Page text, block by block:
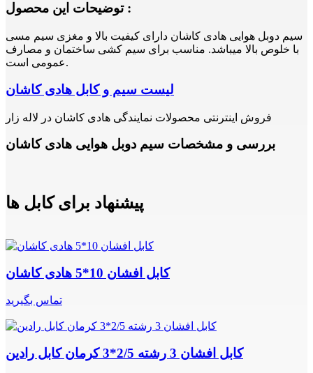
توضیحات این محصول :
سیم دوبل هوایی هادی کاشان دارای کیفیت بالا و مغزی سیم مسی
با خلوص بالا میباشد. مناسب برای سیم کشی ساختمان و مصارف
عمومی است.
لیست سیم و کابل هادی کاشان
فروش اینترنتی محصولات نمایندگی هادی کاشان در لاله زار
بررسی و مشخصات سیم دوبل هوایی هادی کاشان
پیشنهاد برای کابل ها
کابل افشان 10*5 هادی کاشان
تماس بگیرید
کابل افشان 3 رشته 2/5*3 کرمان کابل رادین